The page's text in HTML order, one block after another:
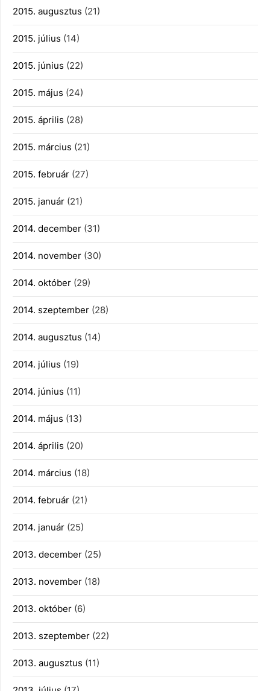
2015. augusztus (21)
2015. július (14)
2015. június (22)
2015. május (24)
2015. április (28)
2015. március (21)
2015. február (27)
2015. január (21)
2014. december (31)
2014. november (30)
2014. október (29)
2014. szeptember (28)
2014. augusztus (14)
2014. július (19)
2014. június (11)
2014. május (13)
2014. április (20)
2014. március (18)
2014. február (21)
2014. január (25)
2013. december (25)
2013. november (18)
2013. október (6)
2013. szeptember (22)
2013. augusztus (11)